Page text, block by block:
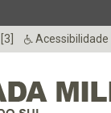
Acessibilidade